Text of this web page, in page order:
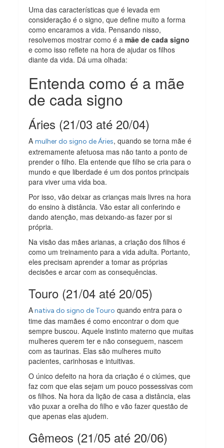
Uma das características que é levada em
consideração é o signo, que define muito a forma
como encaramos a vida. Pensando nisso,
resolvemos mostrar como é amãe de cada signo
e como isso reflete na hora de ajudar os filhos
diante da vida. Dá uma olhada:
Entenda como é a mãe
de cada signo
Áries (21/03 até 20/04)
Amulher do signo de Áries, quando se torna mãe é
extremamente afetuosa mas não tanto a ponto de
prender o filho. Ela entende que filho se cria para o
mundo e que liberdade é um dos pontos principais
para viver uma vida boa.
Por isso, vão deixar as crianças mais livres na hora
do ensino à distância. Vão estar ali conferindo e
dando atenção, mas deixando-as fazer por si
própria.
Na visão das mães arianas, a criação dos filhos é
como um treinamento para a vida adulta. Portanto,
eles precisam aprender a tomar as próprias
decisões e arcar com as consequências.
Touro (21/04 até 20/05)
Anativa do signo de Touro quando entra para o
time das mamães é como encontrar o dom que
sempre buscou. Aquele instinto materno que muitas
mulheres querem ter e não conseguem, nascem
com as taurinas. Elas são mulheres muito
pacientes, carinhosas e intuitivas.
O único defeito na hora da criação é o ciúmes, que
faz com que elas sejam um pouco possessivas com
os filhos. Na hora da lição de casa a distância, elas
vão puxar a orelha do filho e vão fazer questão de
que apenas elas ajudem.
Gêmeos (21/05 até 20/06)